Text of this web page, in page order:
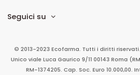
Seguici su
© 2013-2023 Ecofarma. Tutti i diritti riservati.
Unico viale Luca Gaurico 9/11 00143 Roma
RM-1374205. Cap. Soc. Euro 10.000,00.